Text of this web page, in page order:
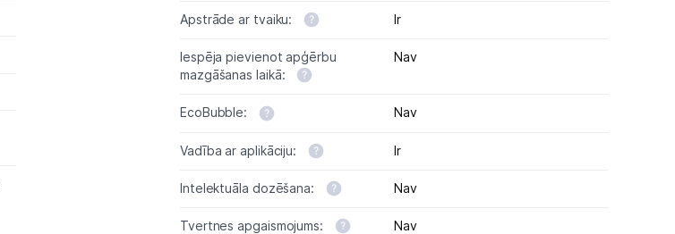
Apstrāde ar tvaiku: Ir
Iespēja pievienot apģērbu
mazgāšanas laikā:
Nav
EcoBubble: Nav
Vadība ar aplikāciju: Ir
Intelektuāla dozēšana: Nav
Tvertnes apgaismojums: Nav